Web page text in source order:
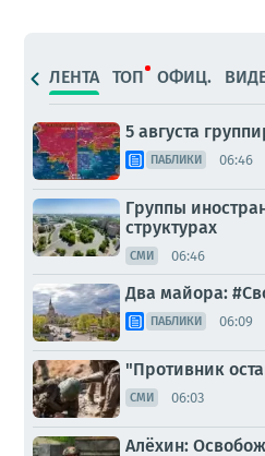
ЛЕНТА ТОП ОФИЦ.
5 августа
ПАБЛИКИ 06:46
Группы
структурах
СМИ 06:46
Два майора:
ПАБЛИКИ 06:09
"Противник
СМИ 06:03
Алёхин: